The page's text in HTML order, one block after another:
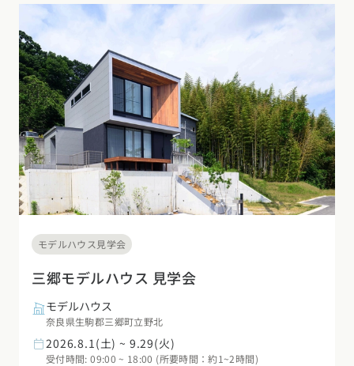
モデルハウス見学会
三郷モデルハウス 見学会
モデルハウス
奈良県生駒郡三郷町立野北
2026.8.1(土) ~ 9.29(火)
受付時間: 09:00 ~ 18:00 (所要時間：約1~2時間)